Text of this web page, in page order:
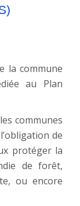
la commune
au Plan
communes
de
protéger la
de forêt,
ou encore